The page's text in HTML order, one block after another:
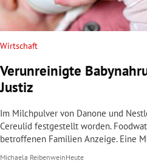
Untermenü
Untermenü
Untermenü
Untermenü
Untermenü
Wirtschaft
Verunreinigte
Justiz
Im Milchpulver von Danone und
Cereulid festgestellt worden.
betroffenen Familien Anzeige. Eine
Michaela ReibenweinHeute